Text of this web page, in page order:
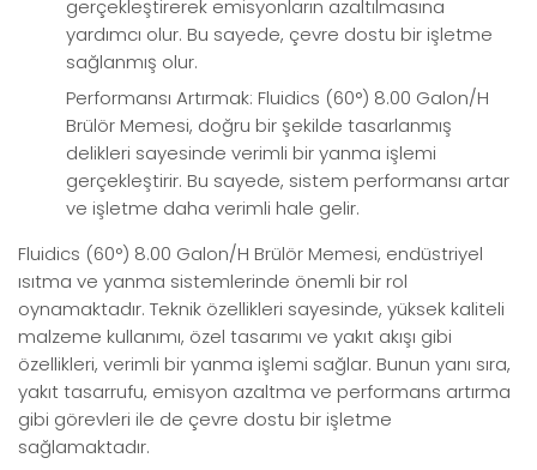
gerçekleştirerek emisyonların azaltılmasına
yardımcı olur. Bu sayede, çevre dostu bir işletme
sağlanmış olur.
Performansı Artırmak: Fluidics (60°) 8.00 Galon/H
Brülör Memesi, doğru bir şekilde tasarlanmış
delikleri sayesinde verimli bir yanma işlemi
gerçekleştirir. Bu sayede, sistem performansı artar
ve işletme daha verimli hale gelir.
Fluidics (60°) 8.00 Galon/H Brülör Memesi, endüstriyel
ısıtma ve yanma sistemlerinde önemli bir rol
oynamaktadır. Teknik özellikleri sayesinde, yüksek kaliteli
malzeme kullanımı, özel tasarımı ve yakıt akışı gibi
özellikleri, verimli bir yanma işlemi sağlar. Bunun yanı sıra,
yakıt tasarrufu, emisyon azaltma ve performans artırma
gibi görevleri ile de çevre dostu bir işletme
sağlamaktadır.